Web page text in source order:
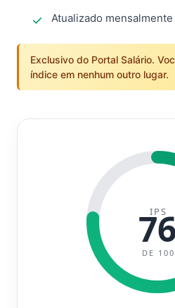
Atualizado mensalmente
Exclusivo do Portal Salário.
índice em nenhum outro lugar.
IPS
76
DE 100